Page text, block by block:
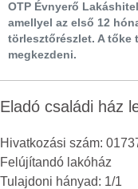
OTP Évnyerő
amellyel az első 12
törlesztőrészlet. A tőke
megkezdeni.
Eladó családi ház
Hivatkozási szám:
Felújítandó lakóház
Tulajdoni hányad: 1/1